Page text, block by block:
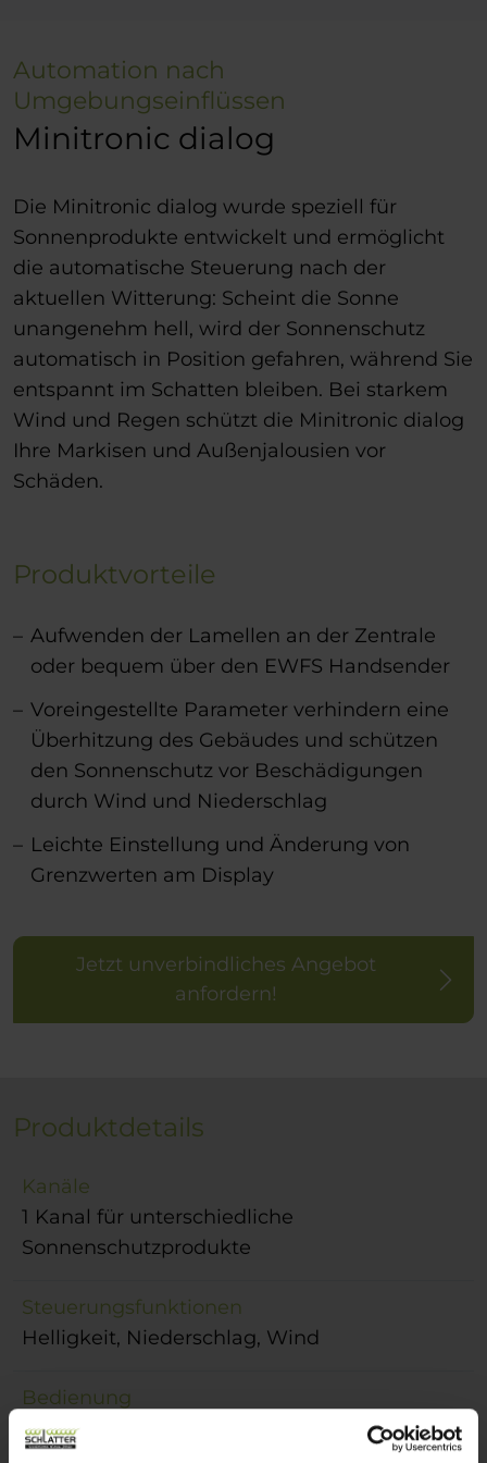
Automation nach
Umgebungseinflüssen
Minitronic dialog
Die Minitronic dialog wurde speziell für
Sonnenprodukte entwickelt und ermöglicht
die automatische Steuerung nach der
aktuellen Witterung: Scheint die Sonne
unangenehm hell, wird der Sonnenschutz
automatisch in Position gefahren, während Sie
entspannt im Schatten bleiben. Bei starkem
Wind und Regen schützt die Minitronic dialog
Ihre Markisen und Außenjalousien vor
Schäden.
Produktvorteile
Aufwenden der Lamellen an der Zentrale
oder bequem über den EWFS Handsender
Voreingestellte Parameter verhindern eine
Überhitzung des Gebäudes und schützen
den Sonnenschutz vor Beschädigungen
durch Wind und Niederschlag
Leichte Einstellung und Änderung von
Grenzwerten am Display
Jetzt unverbindliches Angebot
anfordern!
Produktdetails
Kanäle
1 Kanal für unterschiedliche
Sonnenschutzprodukte
Steuerungsfunktionen
Helligkeit, Niederschlag, Wind
Bedienung
EWFS Hand-/Wandsender, Minitronic dialog